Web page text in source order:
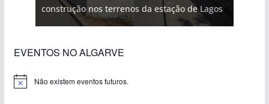
construção nos terrenos da estação de Lagos
EVENTOS NO ALGARVE
Não existem eventos futuros.